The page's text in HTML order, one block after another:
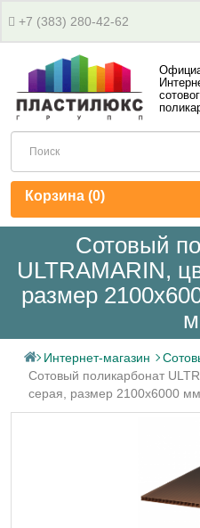
+7 (383) 280-42-62
Корзина (0)
Сотовый
ULTRAMARIN,
размер
Интернет-магазин
Сотовый поликарбонат
серая, размер 2100x6000